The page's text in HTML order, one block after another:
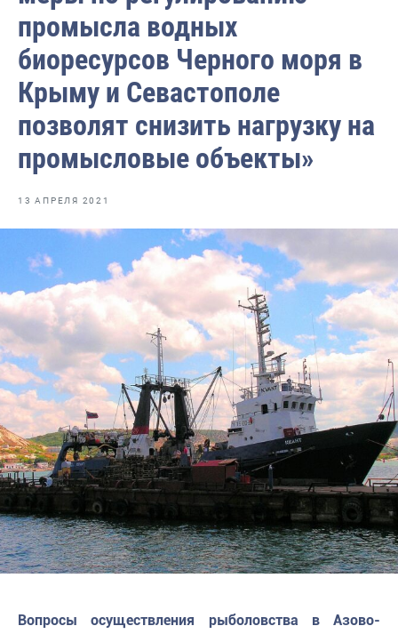
Отраслевые СМИ
Выставки и конференции
Научно-практическая литература
Рыбоохрана России
Укрепление духовно-нравственных ценностей
События в России и мире
промысла водных
биоресурсов Черного моря в
Крыму и Севастополе
позволят снизить нагрузку на
промысловые объекты»
13 АПРЕЛЯ 2021
Вопросы осуществления рыболовства в Азово-